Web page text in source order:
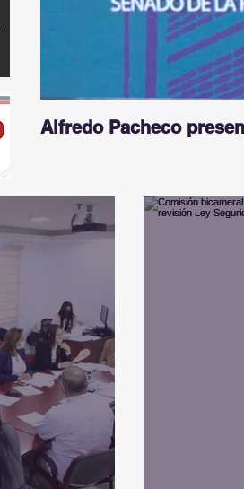
Alfredo Pacheco